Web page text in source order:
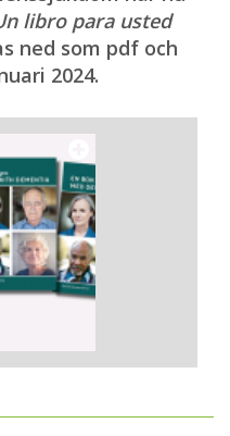
libro para usted
ned som pdf och
2024.